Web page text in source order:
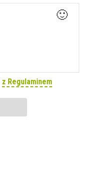
🙂
z Regulaminem